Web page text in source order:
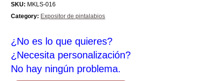
SKU: MKLS-016
Category: Expositor de pintalabios
¿No es lo que quieres?
¿Necesita personalización?
No hay ningún problema.